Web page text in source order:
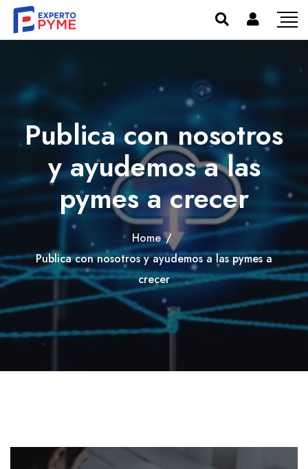
Publica con nosotros
y ayudemos a las
pymes a crecer
Home /
Publica con nosotros y ayudemos a las pymes a
crecer